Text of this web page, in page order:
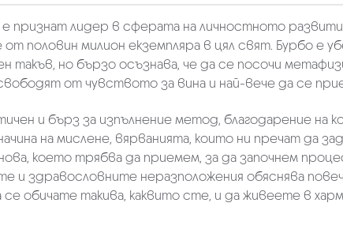
признат лидер в сферата на личностното
от половин милион екземпляра в цял свят. Бурбо е
такъв, но бързо осъзнава, че да се посочи
от чувството за вина и най-вече да се
и бърз за изпълнение метод, благодарение
на мислене, вярванията, които ни пречат да
което трябва да приемем, за да започнем
и здравословните неразположения обяснява
обичате такива, каквито сте, и да живеете в